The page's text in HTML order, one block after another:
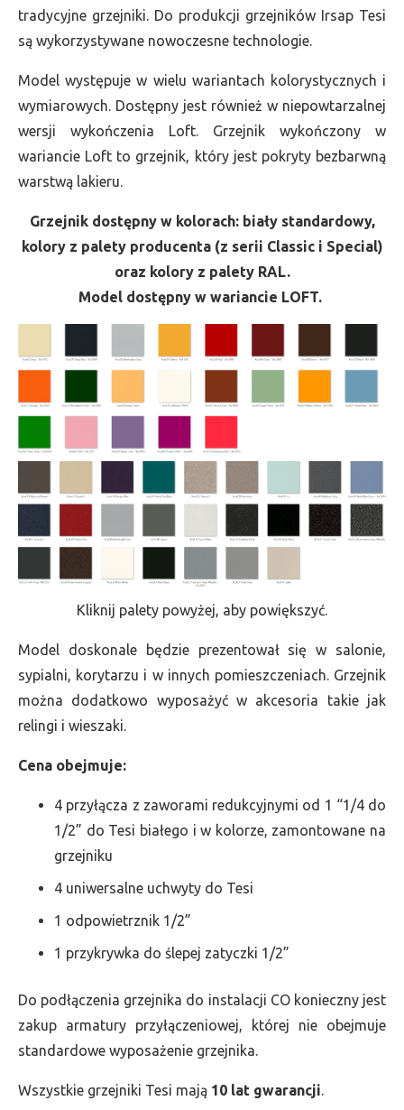
tradycyjne grzejniki. Do produkcji grzejników Irsap Tesi
są wykorzystywane nowoczesne technologie.
Model występuje w wielu wariantach kolorystycznych i
wymiarowych. Dostępny jest również w niepowtarzalnej
wersji wykończenia Loft. Grzejnik wykończony w
wariancie Loft to grzejnik, który jest pokryty bezbarwną
warstwą lakieru.
Grzejnik dostępny w kolorach: biały standardowy,
kolory z palety producenta (z serii Classic i Special)
oraz kolory z palety RAL.
Model dostępny w wariancie LOFT.
Kliknij palety powyżej, aby powiększyć.
Model doskonale będzie prezentował się w salonie,
sypialni, korytarzu i w innych pomieszczeniach. Grzejnik
można dodatkowo wyposażyć w akcesoria takie jak
relingi i wieszaki.
Cena obejmuje:
4 przyłącza z zaworami redukcyjnymi od 1 “1/4 do
1/2” do Tesi białego i w kolorze, zamontowane na
grzejniku
4 uniwersalne uchwyty do Tesi
1 odpowietrznik 1/2”
1 przykrywka do ślepej zatyczki 1/2”
Do podłączenia grzejnika do instalacji CO konieczny jest
zakup armatury przyłączeniowej, której nie obejmuje
standardowe wyposażenie grzejnika.
Wszystkie grzejniki Tesi mają 10 lat gwarancji.